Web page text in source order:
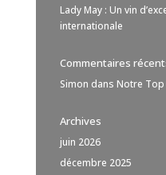
Lady May : Un vin
internationale
Commentaires
Simon dans Notre Top
Archives
juin 2026
décembre 2025